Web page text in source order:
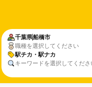
千葉県船橋市
職種を選択してください
駅チカ・駅ナカ
キーワードを選択してくださ